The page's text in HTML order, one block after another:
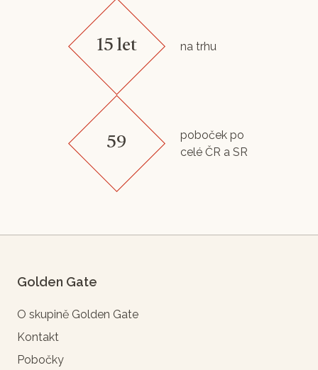
15 let na trhu
59
poboček po
celé ČR a SR
Golden Gate
O skupině Golden Gate
Kontakt
Pobočky